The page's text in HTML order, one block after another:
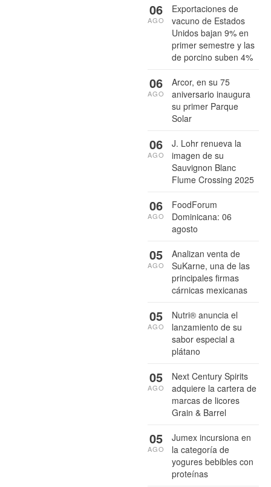
Exportaciones de
vacuno de Estados
Unidos bajan 9% en
primer semestre y las
de porcino suben 4%
06
AGO
Arcor, en su 75
aniversario inaugura
su primer Parque
Solar
06
AGO
J. Lohr renueva la
imagen de su
Sauvignon Blanc
Flume Crossing 2025
06
AGO
FoodForum
Dominicana: 06
agosto
06
AGO
Analizan venta de
SuKarne, una de las
principales firmas
cárnicas mexicanas
05
AGO
Nutri® anuncia el
lanzamiento de su
sabor especial a
plátano
05
AGO
Next Century Spirits
adquiere la cartera de
marcas de licores
Grain & Barrel
05
AGO
Jumex incursiona en
la categoría de
yogures bebibles con
proteínas
05
AGO